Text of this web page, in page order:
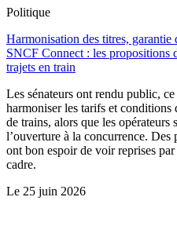
Politique
Harmonisation des titres, garantie
SNCF Connect : les propositions
trajets en train
Les sénateurs ont rendu public,
harmoniser les tarifs et conditions
de trains, alors que les
l’ouverture à la concurrence.
ont bon espoir de voir reprises
cadre.
Le 25 juin 2026